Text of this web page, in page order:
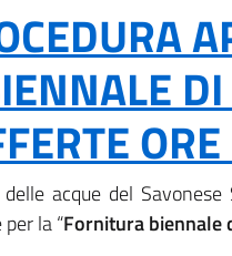
acque del
la “Fornitura biennale